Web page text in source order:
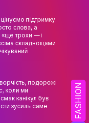
FASHION
підтримку.
слова, а
«ще трохи — і
складнощами
подорожі
коли ми
канікул був
зусиль саме